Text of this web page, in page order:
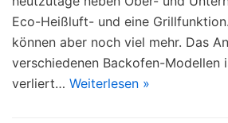
Eco-Heißluft- und eine
können aber noch viel mehr. Das
verschiedenen Backofen-Modellen
verliert… Weiterlesen »